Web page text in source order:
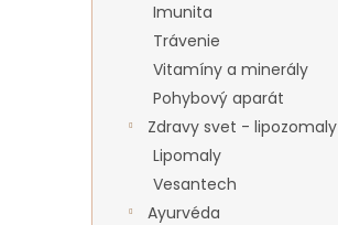
Imunita
Trávenie
Vitamíny a minerály
Pohybový aparát
Zdravy svet - lipozomaly
Lipomaly
Vesantech
Ayurvéda